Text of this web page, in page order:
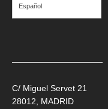
Español
C/ Miguel Servet 21
28012, MADRID